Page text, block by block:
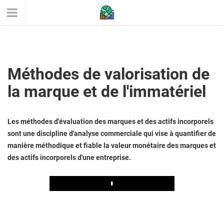
Méthodes de valorisation de
la marque et de l'immatériel
Les méthodes d'évaluation des marques et des actifs incorporels
sont une discipline d'analyse commerciale qui vise à quantifier de
manière méthodique et fiable la valeur monétaire des marques et
des actifs incorporels d'une entreprise.
Play